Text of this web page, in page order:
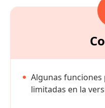
Algunas
limitadas en la